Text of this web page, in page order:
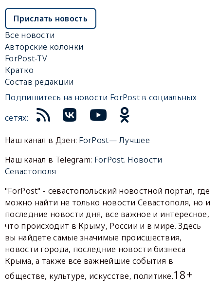
Прислать новость
Все новости
Авторские колонки
ForPost-TV
Кратко
Состав редакции
Подпишитесь на новости ForPost в социальных
сетях:
Наш канал в Дзен: ForPost— Лучшее
Наш канал в Telegram: ForPost. Новости
Севастополя
"ForPost" - севастопольский новостной портал, где
можно найти не только новости Севастополя, но и
последние новости дня, все важное и интересное,
что происходит в Крыму, России и в мире. Здесь
вы найдете самые значимые происшествия,
новости города, последние новости бизнеса
Крыма, а также все важнейшие события в
обществе, культуре, искусстве, политике.18+